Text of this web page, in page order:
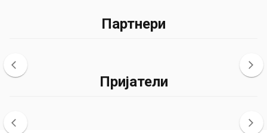
Партнери
Пријатели